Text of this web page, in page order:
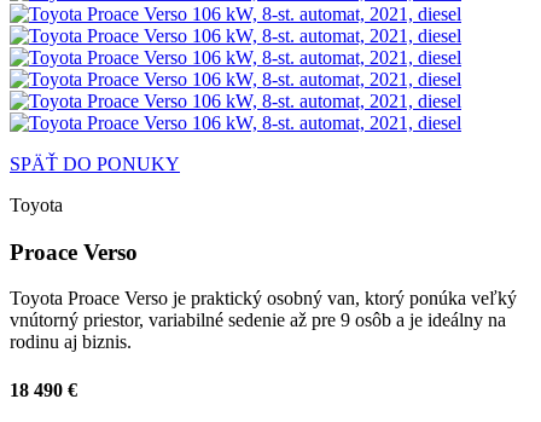
SPÄŤ DO PONUKY
Toyota
Proace Verso
Toyota Proace Verso je praktický osobný van, ktorý ponúka veľký
vnútorný priestor, variabilné sedenie až pre 9 osôb a je ideálny na
rodinu aj biznis.
18 490 €